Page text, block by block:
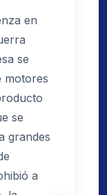
en
se
motores
se
grandes
a